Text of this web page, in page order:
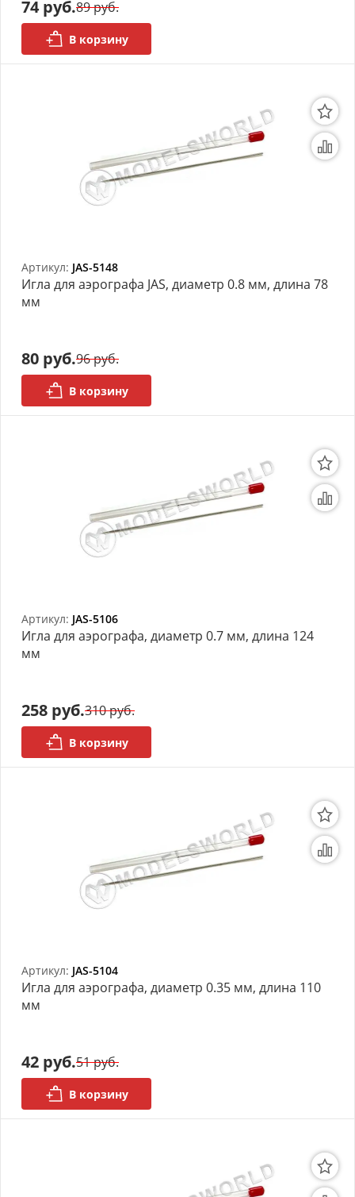
74 руб.89 руб.
В корзину
Артикул: JAS-5148
Игла для аэрографа JAS, диаметр 0.8 мм, длина 78
мм
80 руб.96 руб.
В корзину
Артикул: JAS-5106
Игла для аэрографа, диаметр 0.7 мм, длина 124
мм
258 руб.310 руб.
В корзину
Артикул: JAS-5104
Игла для аэрографа, диаметр 0.35 мм, длина 110
мм
42 руб.51 руб.
В корзину